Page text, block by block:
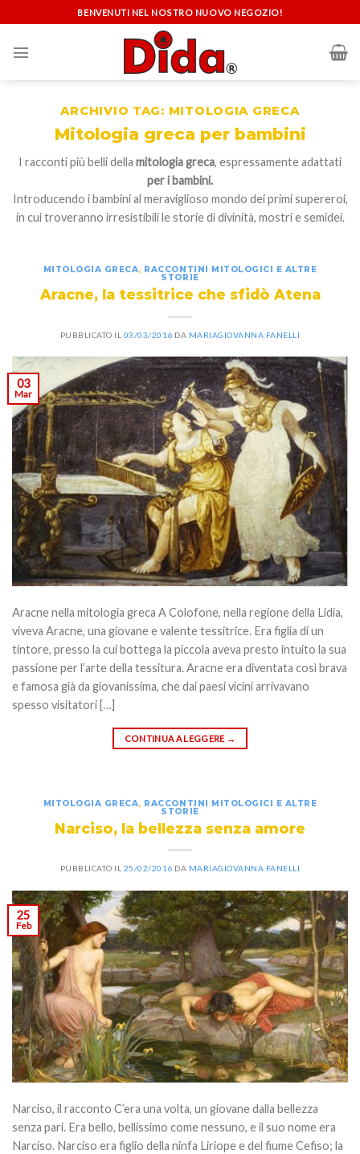
to
content
BENVENUTI NEL NOSTRO NUOVO NEGOZIO!
ARCHIVIO TAG: MITOLOGIA GRECA
Mitologia greca per bambini
I racconti più belli della mitologia greca, espressamente adattati
per i bambini.
Introducendo i bambini al meraviglioso mondo dei primi supereroi,
in cui troveranno irresistibili le storie di divinità, mostri e semidei.
MITOLOGIA GRECA, RACCONTINI MITOLOGICI E ALTRE
STORIE
Aracne, la tessitrice che sfidò Atena
PUBBLICATO IL 03/03/2016 DA MARIAGIOVANNA FANELLI
03
Mar
Aracne nella mitologia greca A Colofone, nella regione della Lidia,
viveva Aracne, una giovane e valente tessitrice. Era figlia di un
tintore, presso la cui bottega la piccola aveva presto intuito la sua
passione per l’arte della tessitura. Aracne era diventata così brava
e famosa già da giovanissima, che dai paesi vicini arrivavano
spesso visitatori […]
CONTINUA A LEGGERE →
MITOLOGIA GRECA, RACCONTINI MITOLOGICI E ALTRE
STORIE
Narciso, la bellezza senza amore
PUBBLICATO IL 25/02/2016 DA MARIAGIOVANNA FANELLI
25
Feb
Narciso, il racconto C’era una volta, un giovane dalla bellezza
senza pari. Era bello, bellissimo come nessuno, e il suo nome era
Narciso. Narciso era figlio della ninfa Liriope e del fiume Cefiso; la